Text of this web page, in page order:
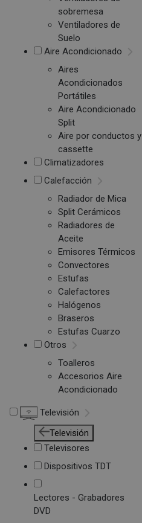
sobremesa
Ventiladores de
Suelo
Aire Acondicionado
Aires
Acondicionados
Portátiles
Aire Acondicionado
Split
Aire por conductos y
cassette
Climatizadores
Calefacción
Radiador de Mica
Split Cerámicos
Radiadores de
Aceite
Emisores Térmicos
Convectores
Estufas
Calefactores
Halógenos
Braseros
Estufas Cuarzo
Otros
Toalleros
Accesorios Aire
Acondicionado
Televisión
Televisión
Televisores
Dispositivos TDT
Lectores - Grabadores
DVD